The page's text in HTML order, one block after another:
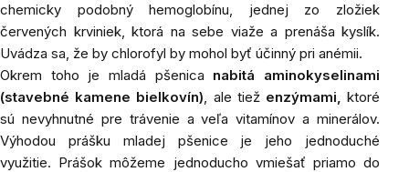
chemicky podobný hemoglobínu, jednej zo zložiek
červených krviniek, ktorá na sebe viaže a prenáša kyslík.
Uvádza sa, že by chlorofyl by mohol byť účinný pri anémii.
Okrem toho je mladá pšenica nabitá aminokyselinami
(stavebné kamene bielkovín), ale tiež enzýmami, ktoré
sú nevyhnutné pre trávenie a veľa vitamínov a minerálov.
Výhodou prášku mladej pšenice je jeho jednoduché
využitie. Prášok môžeme jednoducho vmiešať priamo do